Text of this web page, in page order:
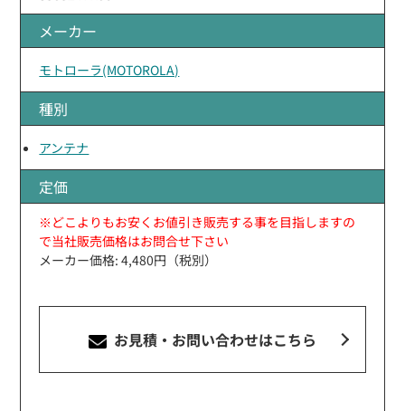
メーカー
モトローラ(MOTOROLA)
種別
アンテナ
定価
※どこよりもお安くお値引き販売する事を目指しますの
で当社販売価格はお問合せ下さい
メーカー価格: 4,480円（税別）
お見積・お問い合わせはこちら